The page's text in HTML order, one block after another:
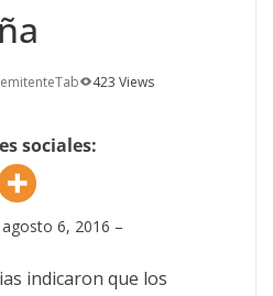
423 Views
sociales:
agosto 6, 2016 –
indicaron que los